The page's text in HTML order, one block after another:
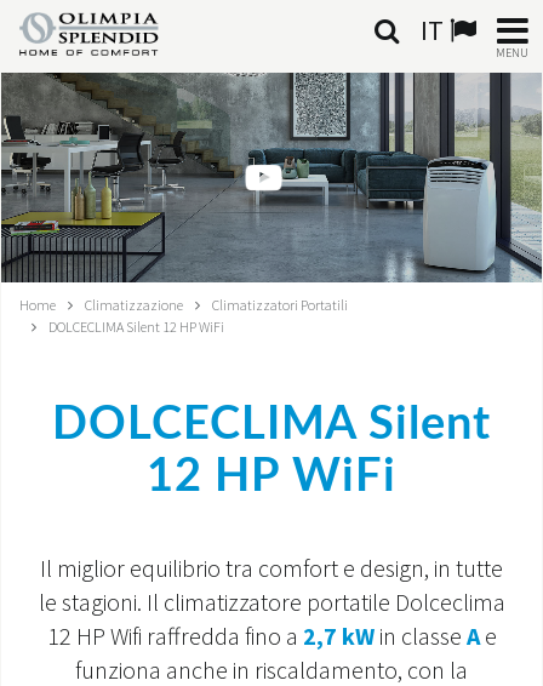
IT
MENU
ITALIANO
HOME
CLIMATIZZAZIONE
RISCALDAMENTO
SISTEMI INTEGRATI
MONDO OS
INCENTIVI E DETRAZIONI
Home Climatizzazione
Climatizzatori Portatili
DOLCECLIMA Silent 12 HP WiFi
DOLCECLIMA Silent
12 HP WiFi
Il miglior equilibrio tra comfort e design, in tutte
le stagioni. Il climatizzatore portatile Dolceclima
12 HP Wifi raffredda fino a 2,7 kWin classe Ae
funziona anche in riscaldamento, con la